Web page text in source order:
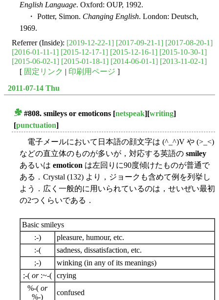
English Language. Oxford: OUP, 1992.
・ Potter, Simon. Changing English. London: Deutsch,
1969.
Referrer (Inside): [2019-12-22-1] [2017-09-21-1] [2017-08-20-1]
[2016-01-11-1] [2015-12-17-1] [2015-12-16-1] [2015-10-30-1]
[2015-06-02-1] [2015-01-18-1] [2014-06-01-1] [2013-11-02-1]
[ 固定リンク | 印刷用ページ ]
2011-07-14 Thu
#808. smileys or emoticons [netspeak][writing]
[punctuation]
電子メールにおいて日本語の顔文字は (^_^)V や (>_<)
などの直立体のものが多いが，対応する英語の smiley
あるいは emoticon は左回りに90度傾けたものが普通で
ある．Crystal (132) より，ジョークも含めて例を列挙し
よう．広く一般的に用いられているのは，せいぜい最初
の2つくらいである．
Basic smileys
:-)
pleasure, humour, etc.
:-(
sadness, dissatisfaction, etc.
;-)
winking (in any of its meanings)
;-( or:~-( crying
%-( or
%-)
confused